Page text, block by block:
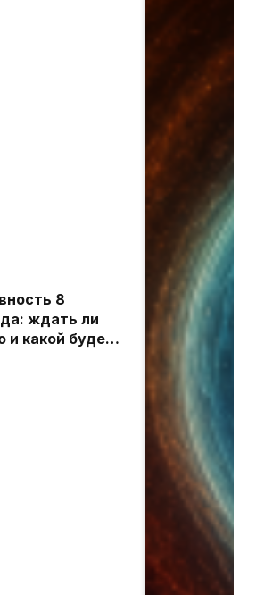
8
ждать ли
и какой будет